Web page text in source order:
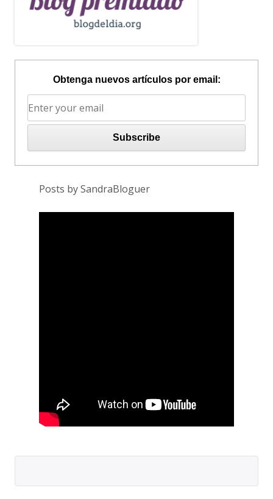
Obtenga nuevos artículos por email:
Posts by SandraBloguer